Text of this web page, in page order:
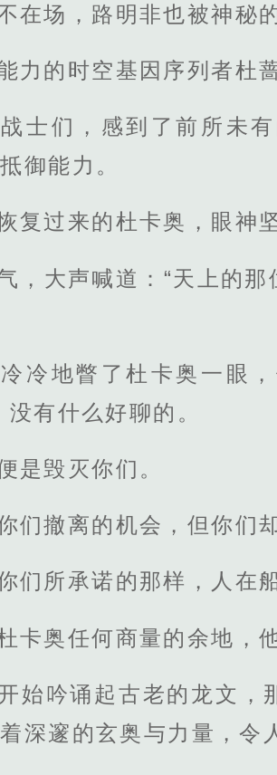
在场，路明非也被神秘
力的时空基因序列者杜
士们，感到了前所未
御能力。
复过来的杜卡奥，眼神
，大声喊道：“天上的
冷地瞥了杜卡奥一眼
有什么好聊的。
是毁灭你们。
们撤离的机会，但你们
们所承诺的那样，人在
卡奥任何商量的余地，
始吟诵起古老的龙文，
深邃的玄奥与力量，令